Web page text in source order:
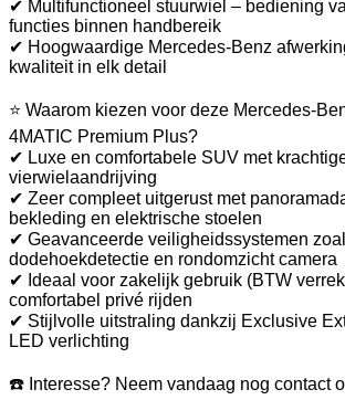
✔ Multifunctioneel stuurwiel – bediening
functies binnen handbereik
✔ Hoogwaardige Mercedes-Benz
kwaliteit in elk detail
⭐ Waarom kiezen voor deze Mercedes-
4MATIC Premium Plus?
✔ Luxe en comfortabele SUV met
vierwielaandrijving
✔ Zeer compleet uitgerust met
bekleding en elektrische stoelen
✔ Geavanceerde veiligheidssystemen
dodehoekdetectie en rondomzicht camera
✔ Ideaal voor zakelijk gebruik (BTW
comfortabel privé rijden
✔ Stijlvolle uitstraling dankzij Exclusive
LED verlichting
☎️ Interesse? Neem vandaag nog contact